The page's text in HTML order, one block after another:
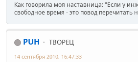
Как говорила моя наставница: "Если у
свободное время - это повод перечитать
PUH
ТВОРЕЦ
14 сентября 2010, 16:47:33